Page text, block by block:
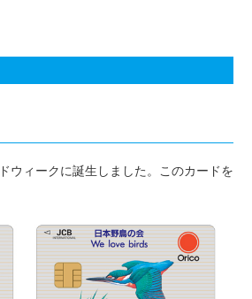
ウィークに誕生しました。このカードを